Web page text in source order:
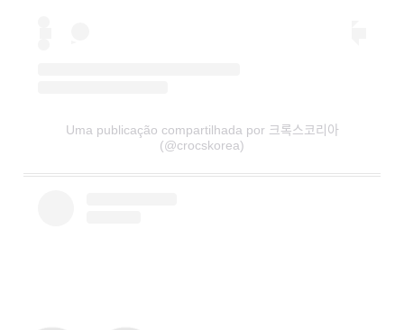
Uma publicação compartilhada por 크록스코리아
(@crocskorea)